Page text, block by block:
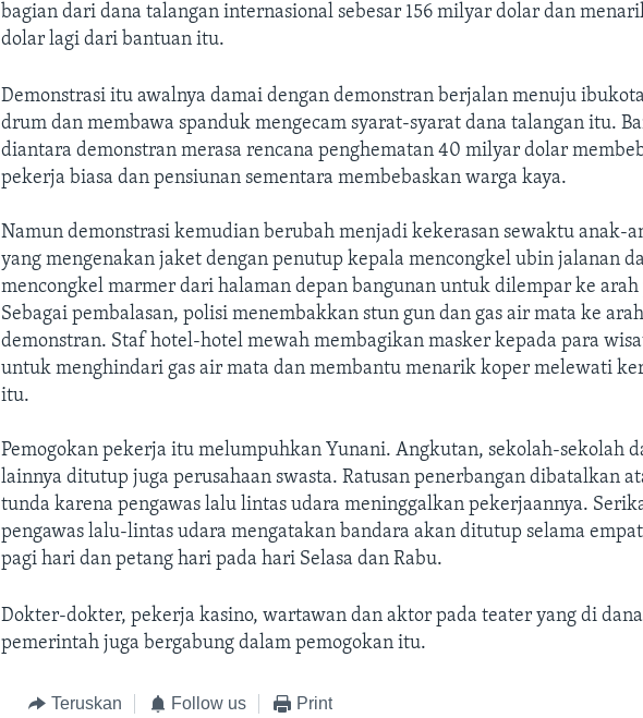
bagian dari dana talangan internasional sebesar 156 milyar dolar dan
dolar lagi dari bantuan itu.
Demonstrasi itu awalnya damai dengan demonstran berjalan menuju
drum dan membawa spanduk mengecam syarat-syarat dana talangan itu.
diantara demonstran merasa rencana penghematan 40 milyar dolar
pekerja biasa dan pensiunan sementara membebaskan warga kaya.
Namun demonstrasi kemudian berubah menjadi kekerasan sewaktu anak-
yang mengenakan jaket dengan penutup kepala mencongkel ubin jalanan
mencongkel marmer dari halaman depan bangunan untuk dilempar ke arah
Sebagai pembalasan, polisi menembakkan stun gun dan gas air mata ke arah
demonstran. Staf hotel-hotel mewah membagikan masker kepada para
untuk menghindari gas air mata dan membantu menarik koper melewati
itu.
Pemogokan pekerja itu melumpuhkan Yunani. Angkutan, sekolah-sekolah
lainnya ditutup juga perusahaan swasta. Ratusan penerbangan dibatalkan
tunda karena pengawas lalu lintas udara meninggalkan pekerjaannya.
pengawas lalu-lintas udara mengatakan bandara akan ditutup selama
pagi hari dan petang hari pada hari Selasa dan Rabu.
Dokter-dokter, pekerja kasino, wartawan dan aktor pada teater yang di
pemerintah juga bergabung dalam pemogokan itu.
Teruskan Follow us Print